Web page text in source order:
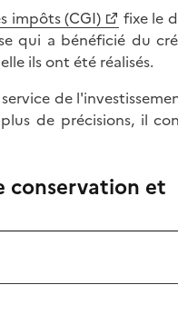
impôts (CGI)
fixe le
qui a bénéficié du
ils ont été réalisés.
de
de précisions, il
conservation et